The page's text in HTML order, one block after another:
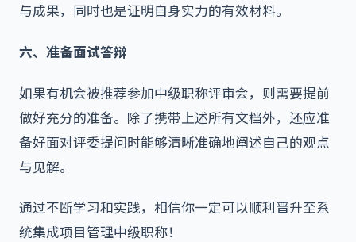
与成果，同时也是证明自身实力的有效材料。
六、准备面试答辩
如果有机会被推荐参加中级职称评审会，则需要提前
做好充分的准备。除了携带上述所有文档外，还应准
备好面对评委提问时能够清晰准确地阐述自己的观点
与见解。
通过不断学习和实践，相信你一定可以顺利晋升至系
统集成项目管理中级职称！